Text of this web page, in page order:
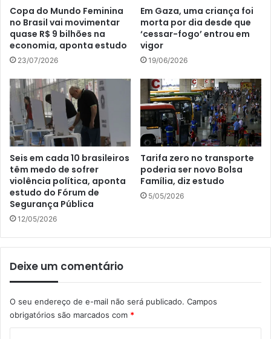
Copa do Mundo Feminina
no Brasil vai movimentar
quase R$ 9 bilhões na
economia, aponta estudo
23/07/2026
Em Gaza, uma criança foi
morta por dia desde que
‘cessar-fogo’ entrou em
vigor
19/06/2026
Seis em cada 10 brasileiros
têm medo de sofrer
violência política, aponta
estudo do Fórum de
Segurança Pública
12/05/2026
Tarifa zero no transporte
poderia ser novo Bolsa
Família, diz estudo
5/05/2026
Deixe um comentário
O seu endereço de e-mail não será publicado. Campos
obrigatórios são marcados com *